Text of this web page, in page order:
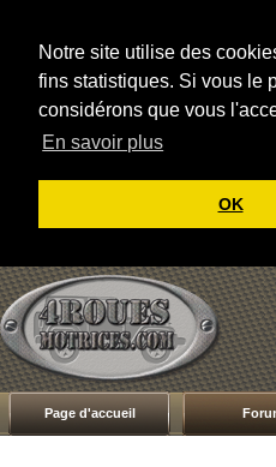
Notre site utilise des
fins statistiques. Si vous le
considérons que vous
En savoir plus
OK
Page d'accueil